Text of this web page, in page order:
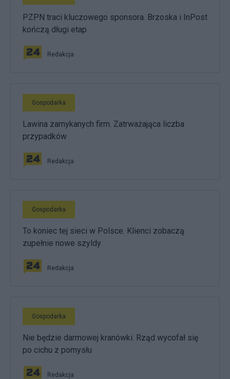
PZPN traci kluczowego sponsora. Brzoska i InPost
kończą długi etap
Redakcja
Gospodarka
Lawina zamykanych firm. Zatrważająca liczba
przypadków
Redakcja
Gospodarka
To koniec tej sieci w Polsce. Klienci zobaczą
zupełnie nowe szyldy
Redakcja
Gospodarka
Nie będzie darmowej kranówki. Rząd wycofał się
po cichu z pomysłu
Redakcja